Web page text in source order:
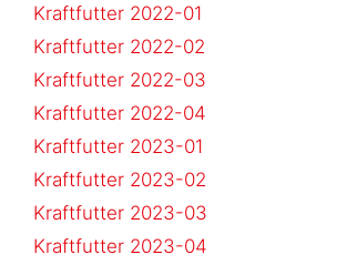
Kraftfutter 2022-01
Kraftfutter 2022-02
Kraftfutter 2022-03
Kraftfutter 2022-04
Kraftfutter 2023-01
Kraftfutter 2023-02
Kraftfutter 2023-03
Kraftfutter 2023-04